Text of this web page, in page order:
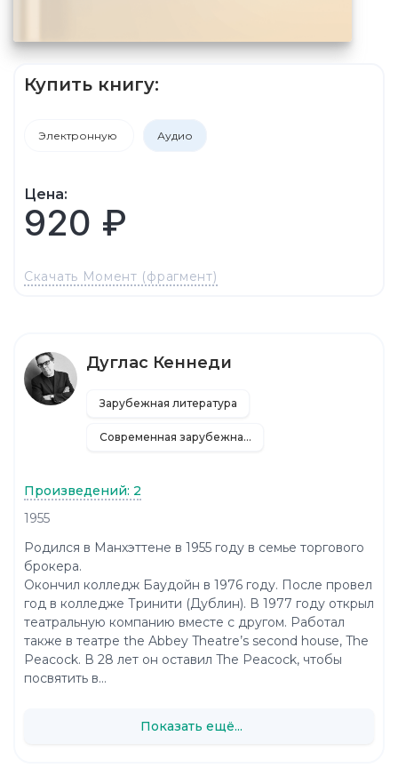
Купить книгу:
Электронную Аудио
Цена:
920 ₽
Скачать Момент (фрагмент)
Дуглас Кеннеди
Зарубежная литература
Современная зарубежная литература
Произведений: 2
1955
Родился в Манхэттене в 1955 году в семье торгового
брокера.
Окончил колледж Баудойн в 1976 году. После провел
год в колледже Тринити (Дублин). В 1977 году открыл
театральную компанию вместе с другом. Работал
также в театре the Abbey Theatre’s second house, The
Peacock. В 28 лет он оставил The Peacock, чтобы
посвятить в...
Показать ещё...